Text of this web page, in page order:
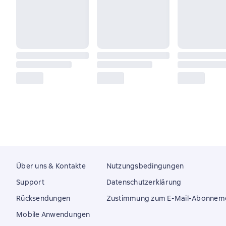
Über uns & Kontakte
Support
Rücksendungen
Mobile Anwendungen
Nutzungsbedingungen
Datenschutzerklärung
Zustimmung zum E-Mail-